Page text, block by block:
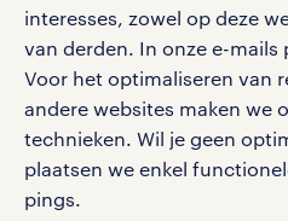
interesses, zowel op deze
van derden. In onze e-mails
Voor het optimaliseren van
andere websites maken we
technieken. Wil je geen
plaatsen we enkel
pings.
werken bij randstad
gebruikersvoorwaarden
privacystatement
cookies
disclaimer
sitemap